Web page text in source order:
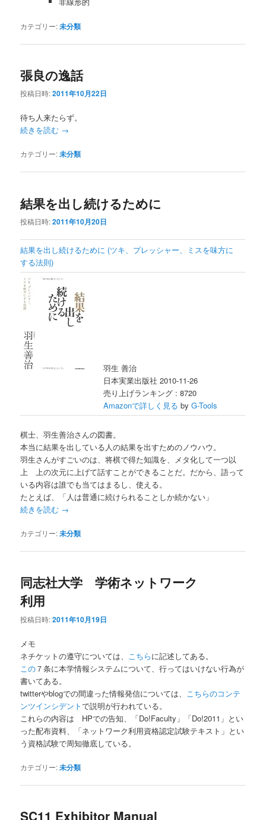
カテゴリー:未分類
張良の逸話
投稿日時:2011年10月22日
待ち人来たらず。
続きを読む →
カテゴリー:未分類
結果を出し続けるために
投稿日時:2011年10月20日
結果を出し続けるために (ツキ、プレッシャー、ミスを味方に
する法則)
羽生 善治
日本実業出版社 2010-11-26
売り上げランキング : 8720
Amazonで詳しく見る byG-Tools
棋士、羽生善治さんの図書。
本当に結果を出している人の結果を出すためのノウハウ。
羽生さんがすごいのは、将棋で得た知識を、メタ化して一つ以
上 上の次元に上げて話すことができることだ。だから、語って
いる内容は誰でも当てはまるし、使える。
たとえば、「人は普通に続けられることしか続かない」
続きを読む →
カテゴリー:未分類
同志社大学 学術ネットワーク
利用
投稿日時:2011年10月19日
メモ
ネチケットの遵守については、 こちらに記述してある。
この７条に本学情報システムについて、行ってはいけない行為が
書いてある。
twitterやblogでの間違った情報発信については、 こちらのコンテ
ンツインシデントで説明が行われている。
これらの内容は HPでの告知、「Do!Faculty」「Do!2011」とい
った配布資料、「ネットワーク利用資格認定試験テキスト」とい
う資格試験で周知徹底している。
カテゴリー:未分類
SC11 Exhibitor Manual